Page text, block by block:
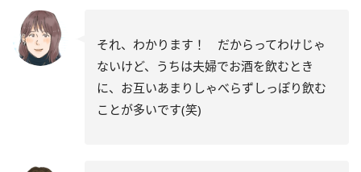
それ、わかります！ だからってわけじゃ
ないけど、うちは夫婦でお酒を飲むとき
に、お互いあまりしゃべらずしっぽり飲む
ことが多いです(笑)